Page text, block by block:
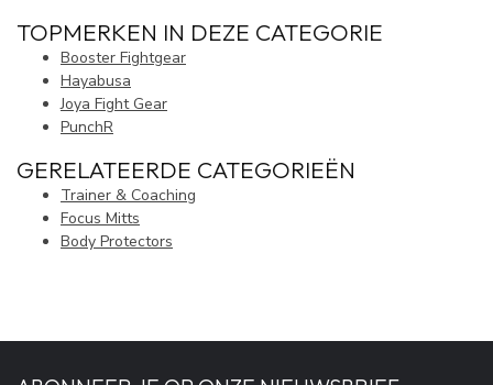
TOPMERKEN IN DEZE CATEGORIE
Booster Fightgear
Hayabusa
Joya Fight Gear
PunchR
GERELATEERDE CATEGORIEËN
Trainer & Coaching
Focus Mitts
Body Protectors